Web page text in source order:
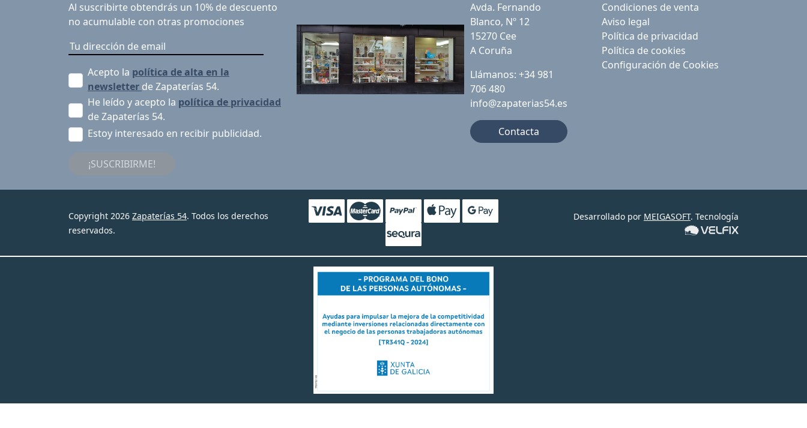
Al suscribirte obtendrás un 10% de descuento
no acumulable con otras promociones
Acepto la política de alta en la
newsletter de Zapaterías 54.
He leído y acepto la política de privacidad
de Zapaterías 54.
Estoy interesado en recibir publicidad.
¡SUSCRIBIRME!
Avda. Fernando
Blanco, Nº 12
15270 Cee
A Coruña
Llámanos: +34 981
706 480
info@zapaterias54.es
Contacta
Condiciones de venta
Aviso legal
Política de privacidad
Política de cookies
Configuración de Cookies
Copyright 2026 Zapaterías 54. Todos los derechos
reservados.
Desarrollado por MEIGASOFT. Tecnología